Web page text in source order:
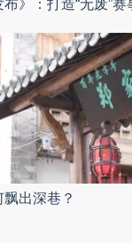
布》：打造“无废”
出深巷？